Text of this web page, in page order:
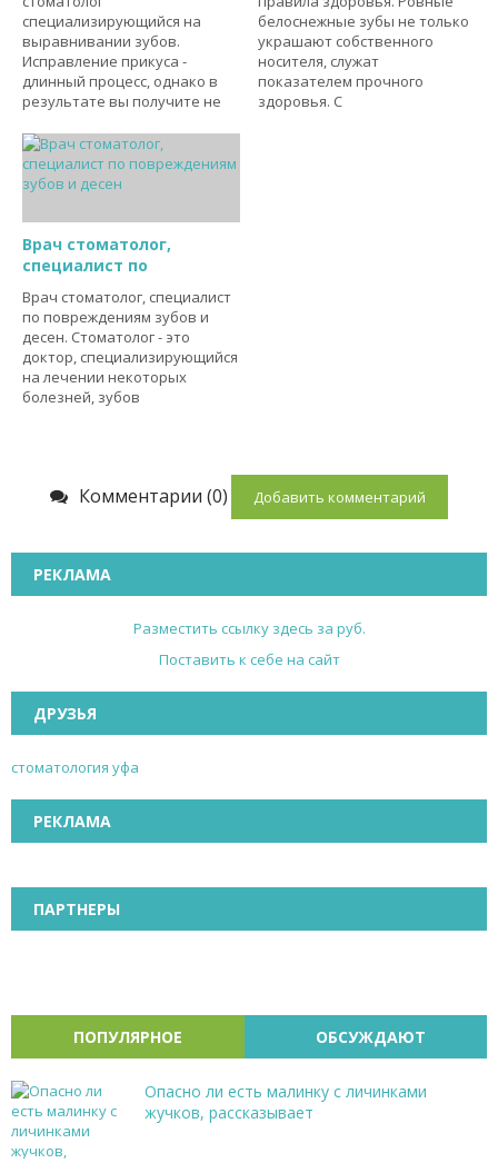
специализирующийся на
выравнивании зубов.
Исправление прикуса -
длинный процесс, однако в
результате вы получите не
белоснежные зубы не только
украшают собственного
носителя, служат
показателем прочного
здоровья. С
Врач стоматолог,
специалист по
Врач стоматолог, специалист
по повреждениям зубов и
десен. Стоматолог - это
доктор, специализирующийся
на лечении некоторых
болезней, зубов
Комментарии (0) Добавить комментарий
РЕКЛАМА
Разместить ссылку здесь за руб.
Поставить к себе на сайт
ДРУЗЬЯ
стоматология уфа
РЕКЛАМА
ПАРТНЕРЫ
ПОПУЛЯРНОЕ ОБСУЖДАЮТ
Опасно ли есть малинку с личинками
жучков, рассказывает